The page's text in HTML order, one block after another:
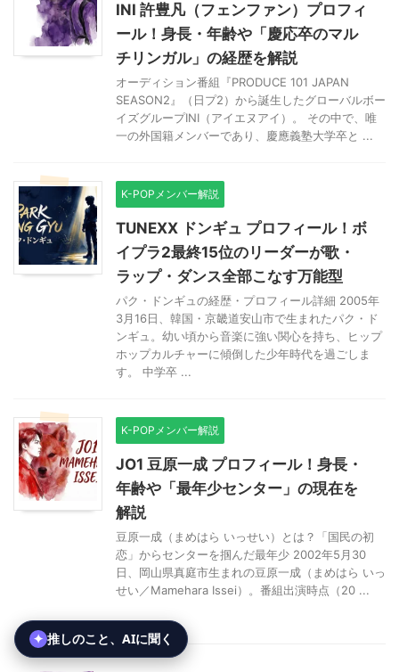
INI 許豊凡（フェンファン）プロフィ
ール！身長・年齢や「慶応卒のマル
チリンガル」の経歴を解説
オーディション番組『PRODUCE 101 JAPAN
SEASON2』（日プ2）から誕生したグローバルボー
イズグループINI（アイエヌアイ）。 その中で、唯
一の外国籍メンバーであり、慶應義塾大学卒と ...
K-POPメンバー解説
TUNEXX ドンギュ プロフィール！ボ
イプラ2最終15位のリーダーが歌・
ラップ・ダンス全部こなす万能型
パク・ドンギュの経歴・プロフィール詳細 2005年
3月16日、韓国・京畿道安山市で生まれたパク・ド
ンギュ。幼い頃から音楽に強い関心を持ち、ヒップ
ホップカルチャーに傾倒した少年時代を過ごしま
す。 中学卒 ...
K-POPメンバー解説
JO1 豆原一成 プロフィール！身長・
年齢や「最年少センター」の現在を
解説
豆原一成（まめはら いっせい）とは？「国民の初
恋」からセンターを掴んだ最年少 2002年5月30
日、岡山県真庭市生まれの豆原一成（まめはら いっ
せい／Mamehara Issei）。番組出演時点（20 ...